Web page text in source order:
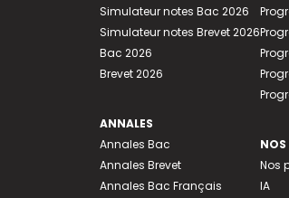
Simulateur notes Bac 2026
Simulateur notes Brevet 2026
Bac 2026
Brevet 2026
ANNALES
Annales Bac
Annales Brevet
Annales Bac Français
NOS
Nos
IA